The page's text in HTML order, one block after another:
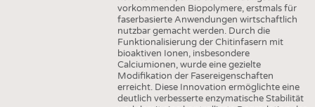
vorkommenden Biopolymere, erstmals für
faserbasierte Anwendungen wirtschaftlich
nutzbar gemacht werden. Durch die
Funktionalisierung der Chitinfasern mit
bioaktiven Ionen, insbesondere
Calciumionen, wurde eine gezielte
Modifikation der Fasereigenschaften
erreicht. Diese Innovation ermöglichte eine
deutlich verbesserte enzymatische Stabilität